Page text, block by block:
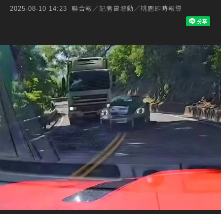
2025-08-10 14:23 聯合報／記者曾增勳／桃園即時報導